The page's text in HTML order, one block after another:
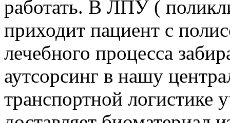
работать. В ЛПУ (
приходит пациент с
лечебного процесса
аутсорсинг в нашу
транспортной логистике